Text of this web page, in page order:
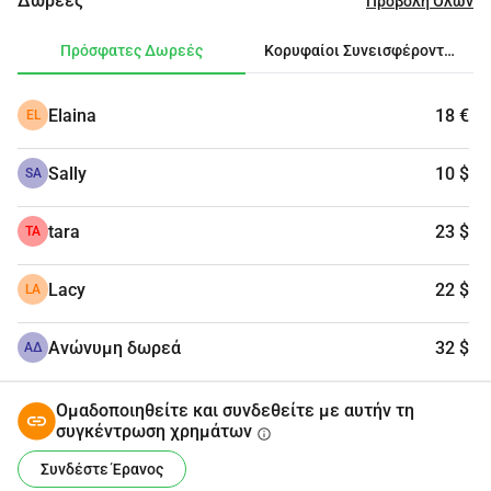
ζητήσουν αποζημίωση.
Πρόσφατες Δωρεές Κορυφαίοι Συνεισφέροντες
EL Elaina 18 €
SA Sally 10 $
TA tara 23 $
LA Lacy 22 $
ΑΔ Ανώνυμη δωρεά 32 $
Ομαδοποιηθείτε και συνδεθείτε με αυτήν τη
συγκέντρωση χρημάτων info
Συνδέστε Έρανος